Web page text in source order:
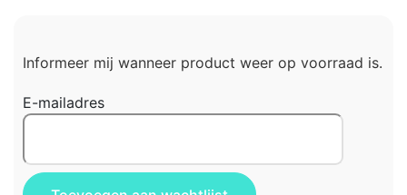
Informeer mij wanneer product weer op voorraad is.
E-mailadres